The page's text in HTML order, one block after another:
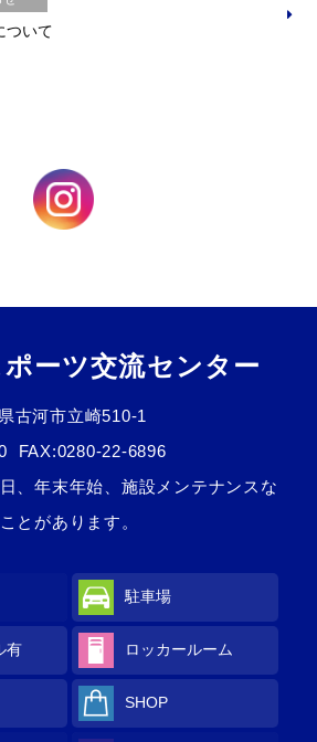
標準
ついて
ーツ交流センター
古河市立崎510-1
FAX:0280-22-6896
、年末年始、施設メンテナンスな
とがあります。
駐車場
有 ロッカールーム
SHOP